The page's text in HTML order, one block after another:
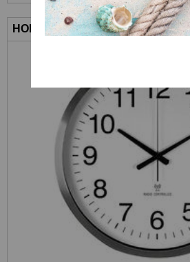
HORARIO ATENCIÓN AL CLIENTE